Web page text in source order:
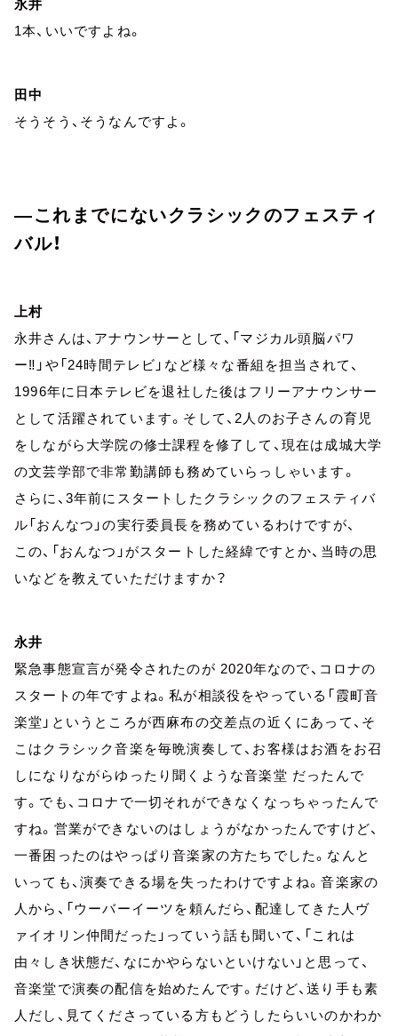
永井
1本、いいですよね。
田中
そうそう、そうなんですよ。
―これまでにないクラシックのフェスティ
バル！
上村
永井さんは、アナウンサーとして、「マジカル頭脳パワ
ー‼️」や「24時間テレビ」など様々な番組を担当されて、
1996年に日本テレビを退社した後はフリーアナウンサー
として活躍されています。そして、2人のお子さんの育児
をしながら大学院の修士課程を修了して、現在は成城大学
の文芸学部で非常勤講師も務めていらっしゃいます。
さらに、3年前にスタートしたクラシックのフェスティバ
ル「おんなつ」の実行委員長を務めているわけですが、
この、「おんなつ」がスタートした経緯ですとか、当時の思
いなどを教えていただけますか？
永井
緊急事態宣言が発令されたのが 2020年なので、コロナの
スタートの年ですよね。私が相談役をやっている「霞町音
楽堂」というところが西麻布の交差点の近くにあって、そ
こはクラシック音楽を毎晩演奏して、お客様はお酒をお召
しになりながらゆったり聞くような音楽堂 だったんで
す。でも、コロナで一切それができなくなっちゃったんで
すね。営業ができないのはしょうがなかったんですけど、
一番困ったのはやっぱり音楽家の方たちでした。なんと
いっても、演奏できる場を失ったわけですよね。音楽家の
人から、「ウーバーイーツを頼んだら、配達してきた人ヴ
ァイオリン仲間だった」っていう話も聞いて、「これは
由々しき状態だ、なにかやらないといけない」と思って、
音楽堂で演奏の配信を始めたんです。だけど、送り手も素
人だし、見てくださっている方もどうしたらいいのかわか